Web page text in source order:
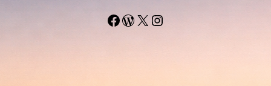
Facebook WordPress # Instagram